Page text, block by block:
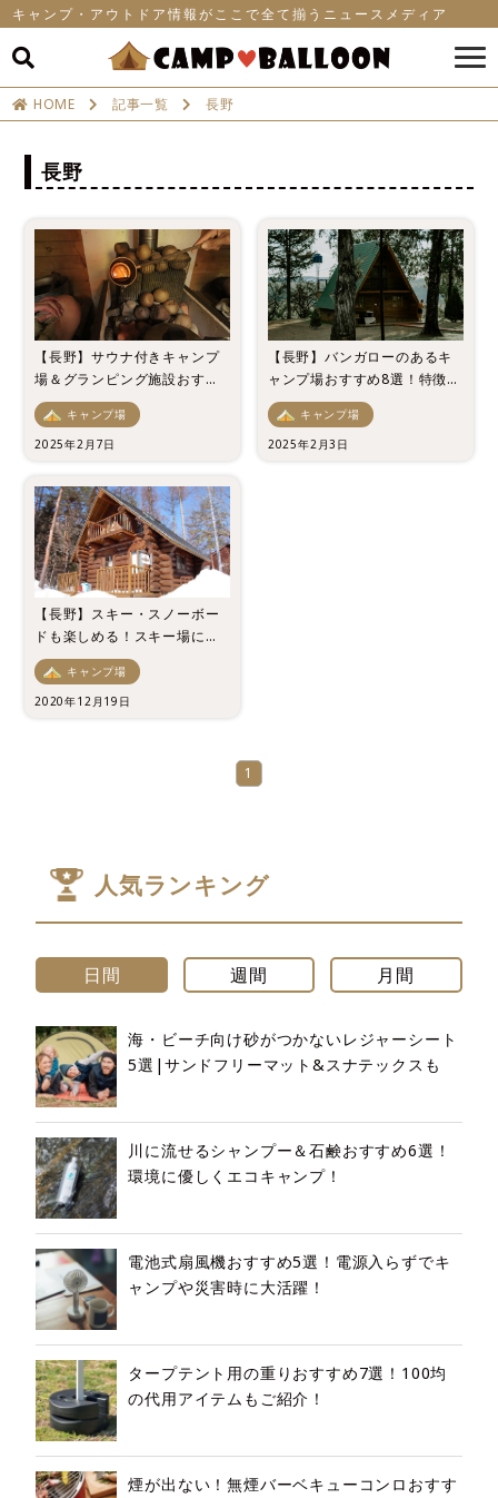
キャンプ・アウトドア情報がここで全て揃うニュースメディア
HOME 記事一覧 長野
長野
【長野】サウナ付きキャンプ
場＆グランピング施設おすす
め7選！
キャンプ場
2025年2月7日
【長野】バンガローのあるキ
ャンプ場おすすめ8選！特徴や
メリットも紹介！
キャンプ場
2025年2月3日
【長野】スキー・スノーボー
ドも楽しめる！スキー場に近
いコテージ5選！
キャンプ場
2020年12月19日
1
人気ランキング
日間 週間 月間
海・ビーチ向け砂がつかないレジャーシート
5選|サンドフリーマット&スナテックスも
川に流せるシャンプー＆石鹸おすすめ6選！
環境に優しくエコキャンプ！
電池式扇風機おすすめ5選！電源入らずでキ
ャンプや災害時に大活躍！
タープテント用の重りおすすめ7選！100均
の代用アイテムもご紹介！
煙が出ない！無煙バーベキューコンロおすす